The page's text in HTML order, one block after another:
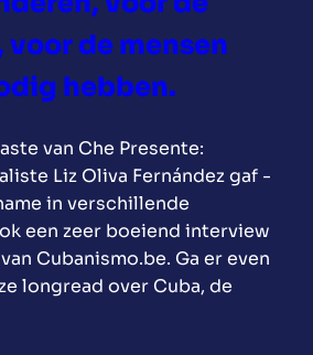
voor de mensen
hebben.
van Che Presente:
Liz Oliva Fernández gaf -
in verschillende
een zeer boeiend interview
Cubanismo.be. Ga er even
longread over Cuba, de